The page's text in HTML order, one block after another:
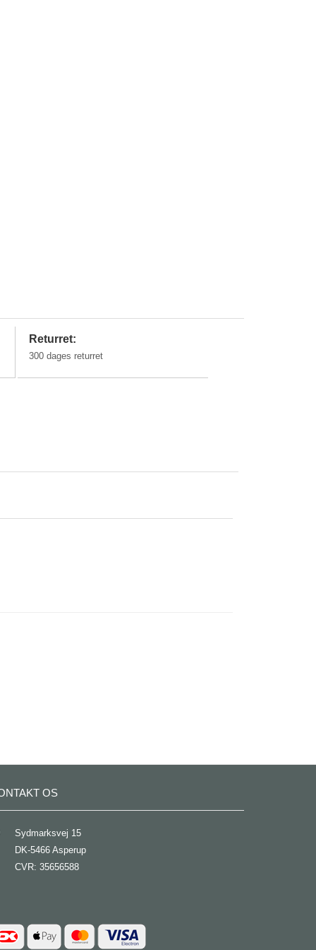
Returret:
300 dages returret
OS
Sydmarksvej 15
DK-5466 Asperup
CVR: 35656588